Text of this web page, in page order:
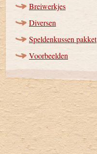
Breiwerkjes
Diversen
Speldenkussen pakket
Voorbeelden